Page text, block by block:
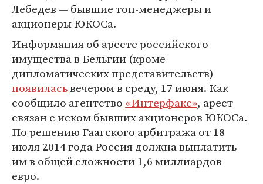
Лебедев — бывшие топ-менеджеры и
акционеры ЮКОСа.
Информация об аресте российского
имущества в Бельгии (кроме
дипломатических представительств)
появиласьвечером в среду, 17 июня. Как
сообщило агентство «Интерфакс», арест
связан с иском бывших акционеров ЮКОСа.
По решению Гаагского арбитража от 18
июля 2014 года Россия должна выплатить
им в общей сложности 1,6 миллиардов
евро.